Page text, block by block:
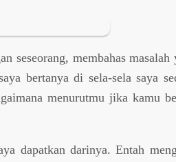
seseorang, membahas masalah
bertanya di sela-sela saya
menurutmu jika kamu
dapatkan darinya. Entah